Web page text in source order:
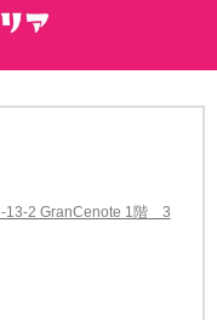
13-2 GranCenote 1階 3